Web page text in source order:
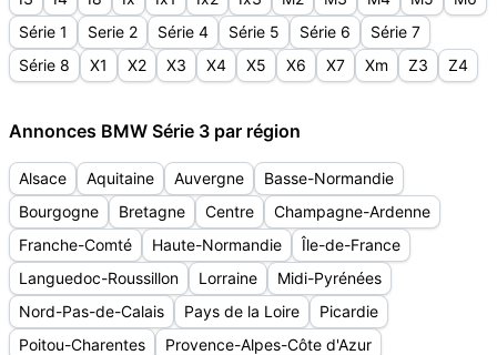
Série 1
Serie 2 Série 4 Série 5 Série 6
Série 7
Série 8
X1 X2 X3 X4 X5 X6 X7 Xm Z3 Z4
Annonces BMW Série 3 par région
Alsace Aquitaine Auvergne
Basse-Normandie
Bourgogne
Bretagne Centre
Champagne-Ardenne
Franche-Comté
Haute-Normandie
Île-de-France
Languedoc-Roussillon
Lorraine
Midi-Pyrénées
Nord-Pas-de-Calais
Pays de la Loire
Picardie
Poitou-Charentes
Provence-Alpes-Côte d'Azur